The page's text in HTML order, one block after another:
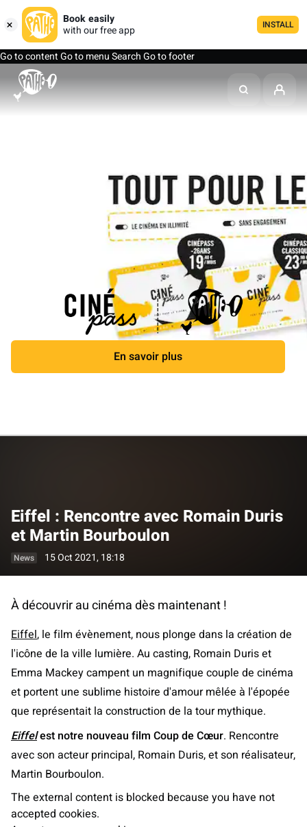
Book easily
with our free app
INSTALL
Go to contentGo to menuSearchGo to footer
En savoir plus
Eiffel : Rencontre avec Romain Duris
et Martin Bourboulon
News 15 Oct 2021, 18:18
À découvrir au cinéma dès maintenant !
Eiffel, le film évènement, nous plonge dans la création de
l'icône de la ville lumière. Au casting, Romain Duris et
Emma Mackey campent un magnifique couple de cinéma
et portent une sublime histoire d'amour mêlée à l'épopée
que représentait la construction de la tour mythique.
Eiffelest notre nouveau film Coup de Cœur. Rencontre
avec son acteur principal, Romain Duris, et son réalisateur,
Martin Bourboulon.
The external content is blocked because you have not
accepted cookies.